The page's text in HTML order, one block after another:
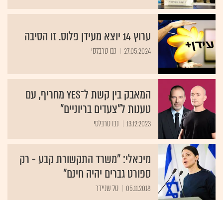
ערוץ 14 יוצא מעידן פלוס. זו הסיבה
27.05.2024 נבו טרבלסי
המאבק בין קשת ל־yes מחריף, עם
טענות ל"צעדים בריוניים"
13.12.2023 נבו טרבלסי
מיכאלי: "משרד התקשורת קבע - רק
ספורט גברים יהיה חינם"
05.11.2018 טל שניידר